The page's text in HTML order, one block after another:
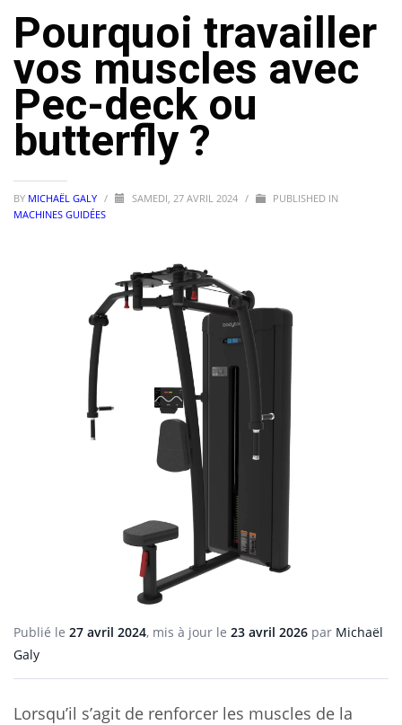
Pourquoi travailler
vos muscles avec
Pec-deck ou
butterfly ?
BY MICHAËL GALY / SAMEDI, 27 AVRIL 2024 /
PUBLISHED IN
MACHINES GUIDÉES
Publié le 27 avril 2024, mis à jour le 23 avril 2026 par Michaël
Galy
Lorsqu’il s’agit de renforcer les muscles de la